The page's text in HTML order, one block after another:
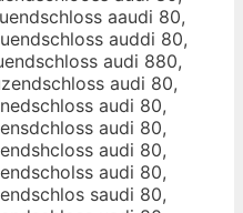
aaudi 80,
auddi 80,
audi 880,
audi 80,
audi 80,
audi 80,
audi 80,
audi 80,
saudi 80,